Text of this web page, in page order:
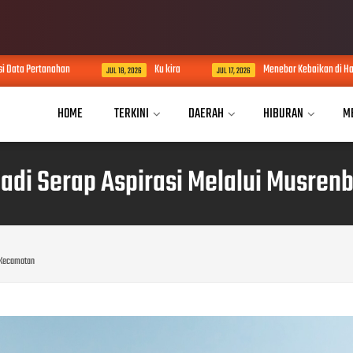
JUL 18, 2026 Ku kira JUL 17, 2026 Menebar Kebaikan di Hari Jumat, Korlip Lampung
HOME TERKINI DAERAH HIBURAN
Serap Aspirasi Melalui